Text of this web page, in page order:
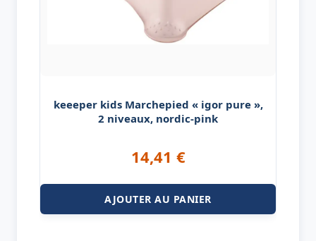
keeeper kids Marchepied « igor pure »,
2 niveaux, nordic-pink
14,41 €
AJOUTER AU PANIER